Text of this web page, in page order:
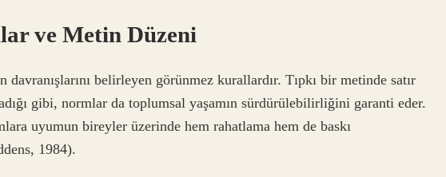
ve Metin Düzeni
belirleyen görünmez kurallardır. Tıpkı bir metinde satır
gibi, normlar da toplumsal yaşamın sürdürülebilirliğini garanti eder.
uyumun bireyler üzerinde hem rahatlama hem de baskı
1984).